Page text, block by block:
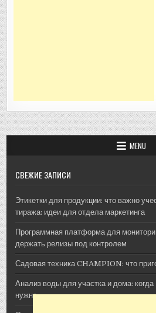
MENU
СВЕЖИЕ ЗАПИСИ
Этикетки для продукции: что важно
тиража: идеи для отдела маркетинга
Программная платформа для
держать релизы под контролем
Садовая техника CHAMPION: что
Анализ воды для участка и дома:
нужна